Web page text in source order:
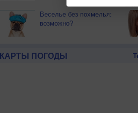
Веселье без похмелья:
возможно?
КАРТЫ ПОГОДЫ